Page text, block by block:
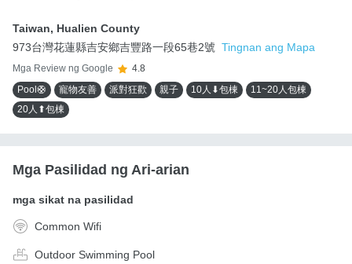
Taiwan, Hualien County
973台灣花蓮縣吉安鄉吉豐路一段65巷2號 Tingnan ang Mapa
Mga Review ng Google
4.8
Pool🛟
寵物友善 派對狂歡 親子 10人⬇包棟
11~20人包棟
20人⬆包棟
Mga Pasilidad ng Ari-arian
mga sikat na pasilidad
Common Wifi
Outdoor Swimming Pool